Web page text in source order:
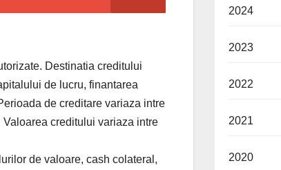
Destinatia creditului
de lucru, finantarea
de creditare variaza intre
creditului variaza intre
de valoare, cash colateral,
2024
2023
2022
2021
2020